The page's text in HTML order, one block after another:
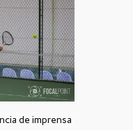
de imprensa